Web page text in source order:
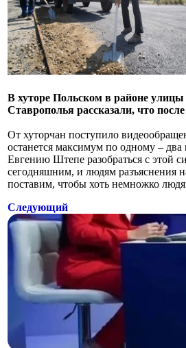
В хуторе Польском в районе
Ставрополья рассказали, что
От хуторчан поступило
останется максимум по одному –
Евгению Штепе разобраться с этой
сегодняшним, и людям разъяснения
поставим, чтобы хоть немножко
Следующий